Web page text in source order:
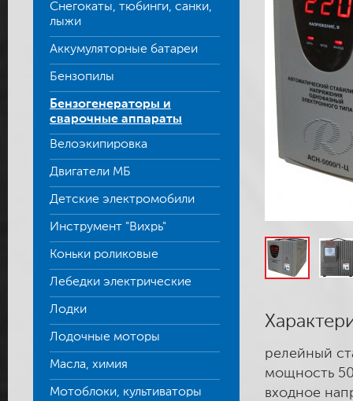
Снегокаты, тюбинги, санки,
лыжи
Аккумуляторные батареи
Бензопилы
Бензогенераторы и
сварочные аппараты
Велоэкипировка
Двигатели МБ
Детские электромобили
Инструмент "Вихрь"
Коньки роликовые
Лебедки электрические
Лодки
Лодочные моторы
Масла, химия
Мотоблоки, культиваторы
релейный
мощность
входное